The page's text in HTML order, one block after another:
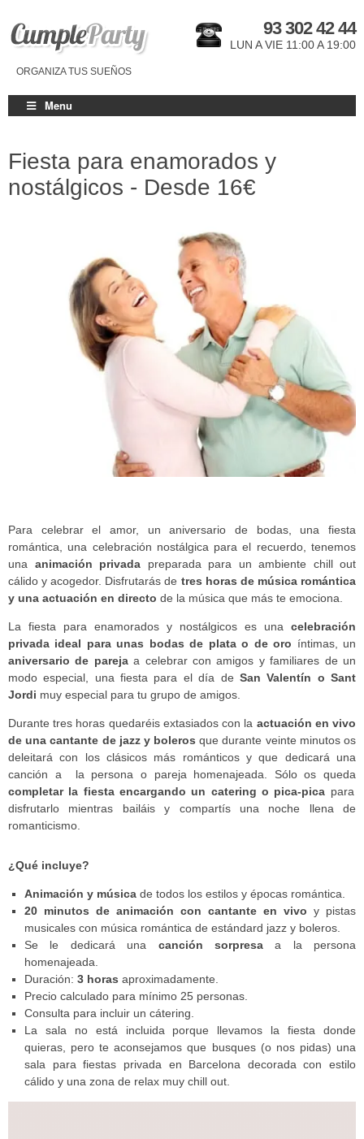
ORGANIZA TUS SUEÑOS
93 302 42 44
LUN A VIE 11:00 A 19:00
Menu
Fiesta para enamorados y
nostálgicos - Desde 16€
Para celebrar el amor, un aniversario de bodas, una fiesta
romántica, una celebración nostálgica para el recuerdo, tenemos
una animación privada preparada para un ambiente chill out
cálido y acogedor. Disfrutarás de tres horas de música romántica
y una actuación en directo de la música que más te emociona.
La fiesta para enamorados y nostálgicos es una celebración
privada ideal para unas bodas de plata o de oro íntimas, un
aniversario de parejaa celebrar con amigos y familiares de un
modo especial, una fiesta para el día de San Valentín o Sant
Jordi muy especial para tu grupo de amigos.
Durante tres horas quedaréis extasiados con la actuación en vivo
de una cantante de jazz y boleros que durante veinte minutos os
deleitará con los clásicos más románticos y que dedicará una
canción a la persona o pareja homenajeada. Sólo os queda
completar la fiesta encargando un catering o pica-pica para
disfrutarlo mientras bailáis y compartís una noche llena de
romanticismo.
¿Qué incluye?
Animación y música de todos los estilos y épocas romántica.
20 minutos de animación con cantante en vivo y pistas
musicales con música romántica de estándard jazz y boleros.
Se le dedicará una canción sorpresaa la persona
homenajeada.
Duración: 3 horas aproximadamente.
Precio calculado para mínimo 25 personas.
Consulta para incluir un cátering.
La sala no está incluida porque llevamos la fiesta donde
quieras, pero te aconsejamos que busques (o nos pidas) una
sala para fiestas privada en Barcelona decorada con estilo
cálido y una zona de relax muy chill out.